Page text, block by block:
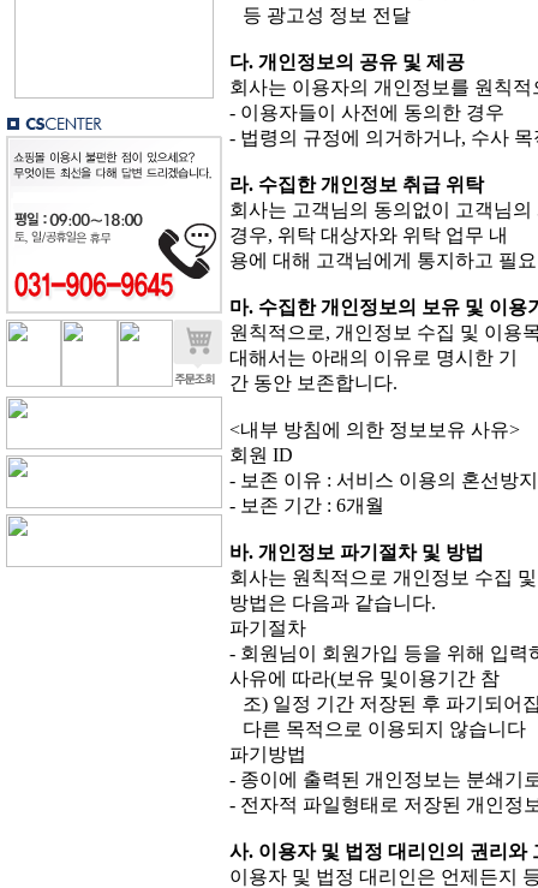
등 광고성 정보 전달
다. 개인정보의 공유 및 제공
회사는 이용자의 개인정보를 원칙
- 이용자들이 사전에 동의한 경우
- 법령의 규정에 의거하거나, 수사
라. 수집한 개인정보 취급 위탁
회사는 고객님의 동의없이 고객님
경우, 위탁 대상자와 위탁 업무 내
용에 대해 고객님에게 통지하고 필
마. 수집한 개인정보의 보유 및 이용
원칙적으로, 개인정보 수집 및 이용
대해서는 아래의 이유로 명시한 기
간 동안 보존합니다.
<내부 방침에 의한 정보보유 사유>
회원 ID
- 보존 이유 : 서비스 이용의 혼선방지
- 보존 기간 : 6개월
바. 개인정보 파기절차 및 방법
회사는 원칙적으로 개인정보 수집
방법은 다음과 같습니다.
파기절차
- 회원님이 회원가입 등을 위해 입
사유에 따라(보유 및이용기간 참
조) 일정 기간 저장된 후 파기되어
다른 목적으로 이용되지 않습니다
파기방법
- 종이에 출력된 개인정보는 분쇄기
- 전자적 파일형태로 저장된 개인정
사. 이용자 및 법정 대리인의 권리와
이용자 및 법정 대리인은 언제든지